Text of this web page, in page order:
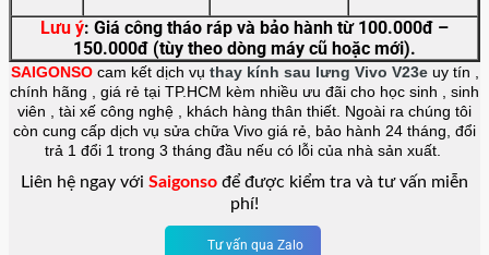
Lưu ý: Giá công tháo ráp và bảo hành từ 100.000đ –
150.000đ (tùy theo dòng máy cũ hoặc mới).
SAIGONSO cam kết dịch vụ thay kính sau lưng Vivo V23e uy tín ,
chính hãng , giá rẻ tại TP.HCM kèm nhiều ưu đãi cho học sinh , sinh
viên , tài xế công nghệ , khách hàng thân thiết. Ngoài ra chúng tôi
còn cung cấp dịch vụ sửa chữa Vivo giá rẻ, bảo hành 24 tháng, đổi
trả 1 đổi 1 trong 3 tháng đầu nếu có lỗi của nhà sản xuất.
Liên hệ ngay với Saigonso để được kiểm tra và tư vấn miễn
phí!
Tư vấn qua Zalo